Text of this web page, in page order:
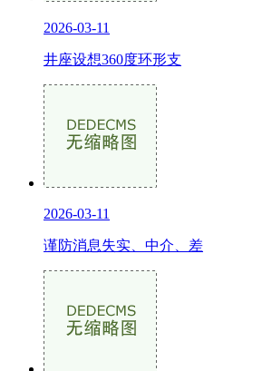
2026-03-11
井座设想360度环形支
2026-03-11
谨防消息失实、中介、差